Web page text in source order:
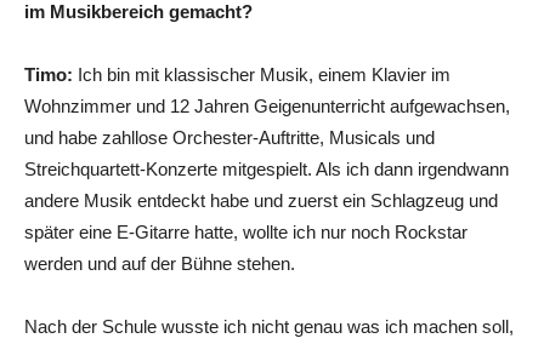
im Musikbereich gemacht?
Timo: Ich bin mit klassischer Musik, einem Klavier im
Wohnzimmer und 12 Jahren Geigenunterricht aufgewachsen,
und habe zahllose Orchester-Auftritte, Musicals und
Streichquartett-Konzerte mitgespielt. Als ich dann irgendwann
andere Musik entdeckt habe und zuerst ein Schlagzeug und
später eine E-Gitarre hatte, wollte ich nur noch Rockstar
werden und auf der Bühne stehen.
Nach der Schule wusste ich nicht genau was ich machen soll,